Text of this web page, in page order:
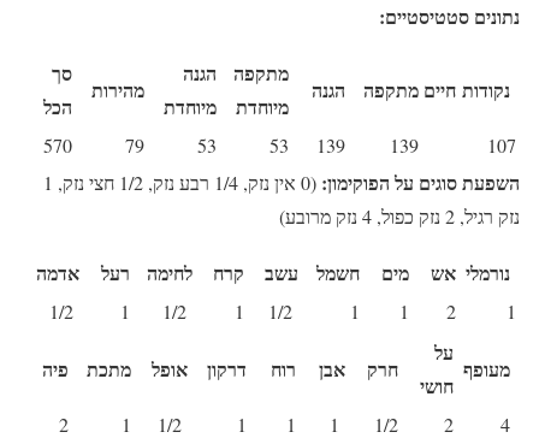
נתונים סטטיסטיים:
נקודות חיים מתקפה הגנה
מתקפה
מיוחדת
הגנה
מיוחדת
מהירות
סך
הכל
107
139
139
53
53
79
570
השפעת סוגים על הפוקימון:
(0 אין נזק, 1/4 רבע נזק, 1/2 חצי נזק, 1
נזק רגיל, 2 נזק כפול, 4 נזק מרובע)
נורמלי אש מים חשמל עשב קרח לחימה רעל אדמה
1
2
1
1
1
1
מעופף
על
חושי
חרק אבן רוח דרקון אופל מתכת פיה
2
1/2
1
1
1
2